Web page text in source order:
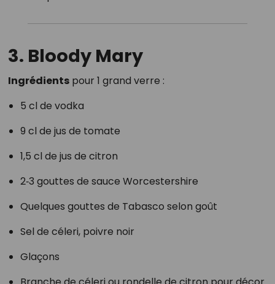
3. Bloody Mary
Ingrédientspour 1 grand verre :
5 cl de vodka
9 cl de jus de tomate
1,5 cl de jus de citron
2‑3 gouttes de sauce Worcestershire
Quelques gouttes de Tabasco selon goût
Sel de céleri, poivre noir
Glaçons